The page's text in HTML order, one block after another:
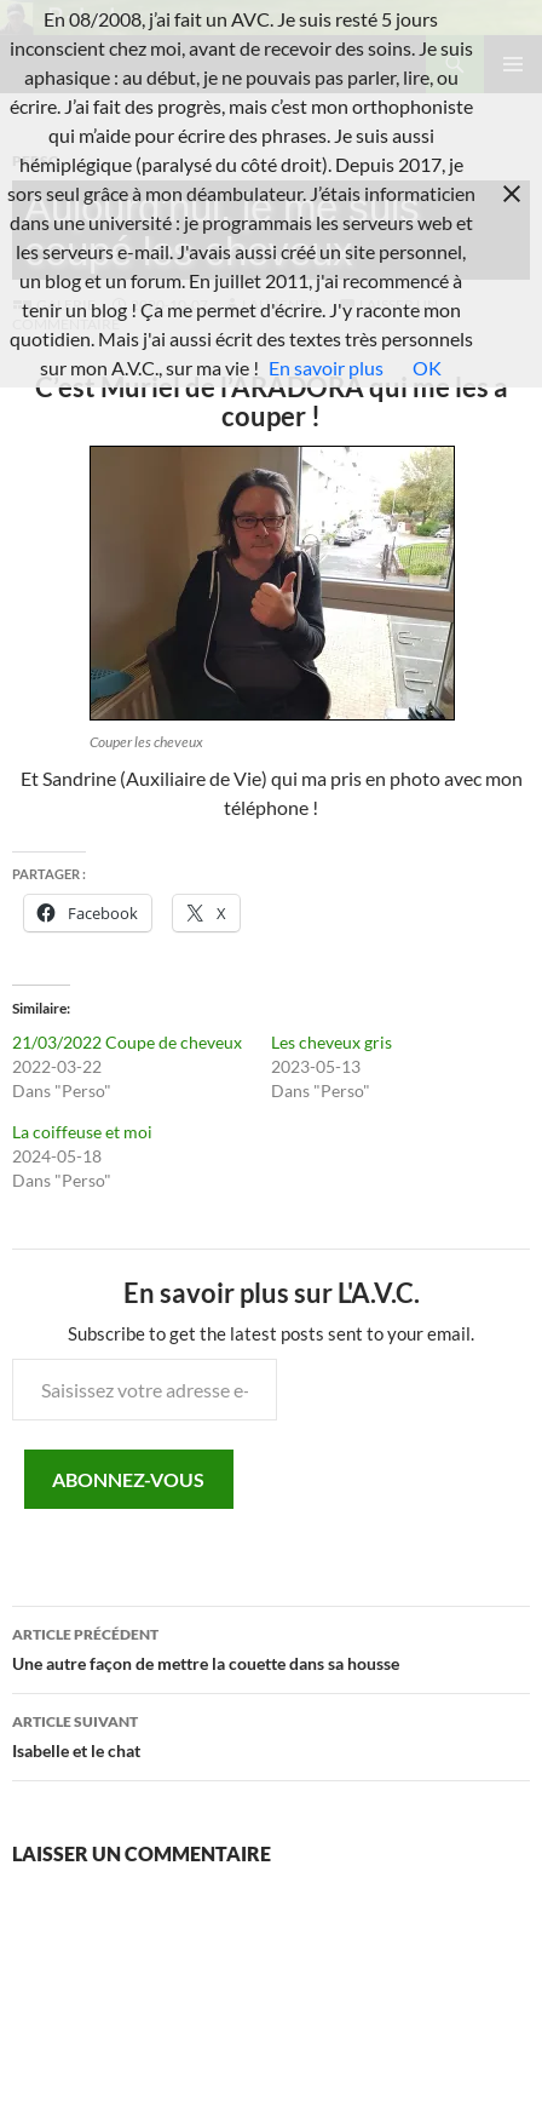
au
contenu
L'A.V.C.
Recherche
PERSO
Aujourd’hui, je me suis
coupé les cheveux
GALERIE 2020-10-07 LAURENT B.
LAISSER UN
COMMENTAIRE
C’est Muriel de l’ARADORA qui me les a
couper !
Couper les cheveux
Et Sandrine (Auxiliaire de Vie) qui ma pris en photo avec mon
téléphone !
PARTAGER :
Facebook X
Similaire
21/03/2022 Coupe de cheveux
2022-03-22
Dans "Perso"
Les cheveux gris
2023-05-13
Dans "Perso"
La coiffeuse et moi
2024-05-18
Dans "Perso"
En savoir plus sur L'A.V.C.
Subscribe to get the latest posts sent to your email.
votre
mail…ABONNEZ-VOUS
Navigation
des
articles
ARTICLE PRÉCÉDENT
Une autre façon de mettre la couette dans sa housse
ARTICLE SUIVANT
Isabelle et le chat
LAISSER UN COMMENTAIRE
En 08/2008, j’ai fait un AVC. Je suis resté 5 jours
inconscient chez moi, avant de recevoir des soins. Je suis
aphasique : au début, je ne pouvais pas parler, lire, ou
écrire. J’ai fait des progrès, mais c’est mon orthophoniste
qui m’aide pour écrire des phrases. Je suis aussi
hémiplégique (paralysé du côté droit). Depuis 2017, je
sors seul grâce à mon déambulateur. J’étais informaticien
dans une université : je programmais les serveurs web et
les serveurs e-mail. J'avais aussi créé un site personnel,
un blog et un forum. En juillet 2011, j'ai recommencé à
tenir un blog ! Ça me permet d'écrire. J'y raconte mon
quotidien. Mais j'ai aussi écrit des textes très personnels
sur mon A.V.C., sur ma vie ! En savoir plus OK